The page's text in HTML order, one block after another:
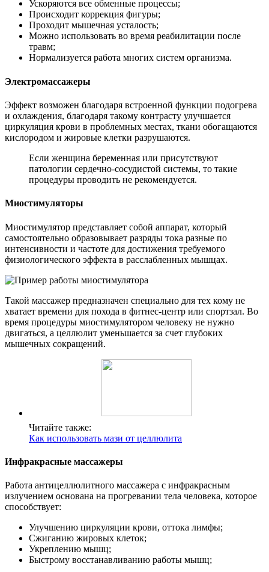
Ускоряются все обменные процессы;
Происходит коррекция фигуры;
Проходит мышечная усталость;
Можно использовать во время реабилитации после
травм;
Нормализуется работа многих систем организма.
Электромассажеры
Эффект возможен благодаря встроенной функции подогрева
и охлаждения, благодаря такому контрасту улучшается
циркуляция крови в проблемных местах, ткани обогащаются
кислородом и жировые клетки разрушаются.
Если женщина беременная или присутствуют
патологии сердечно-сосудистой системы, то такие
процедуры проводить не рекомендуется.
Миостимуляторы
Миостимулятор представляет собой аппарат, который
самостоятельно образовывает разряды тока разные по
интенсивности и частоте для достижения требуемого
физиологического эффекта в расслабленных мышцах.
Такой массажер предназначен специально для тех кому не
хватает времени для похода в фитнес-центр или спортзал. Во
время процедуры миостимулятором человеку не нужно
двигаться, а целлюлит уменьшается за счет глубоких
мышечных сокращений.
Читайте также:
Как использовать мази от целлюлита
Инфракрасные массажеры
Работа антицеллюлитного массажера с инфракрасным
излучением основана на прогревании тела человека, которое
способствует:
Улучшению циркуляции крови, оттока лимфы;
Сжиганию жировых клеток;
Укреплению мышц;
Быстрому восстанавливанию работы мышц;